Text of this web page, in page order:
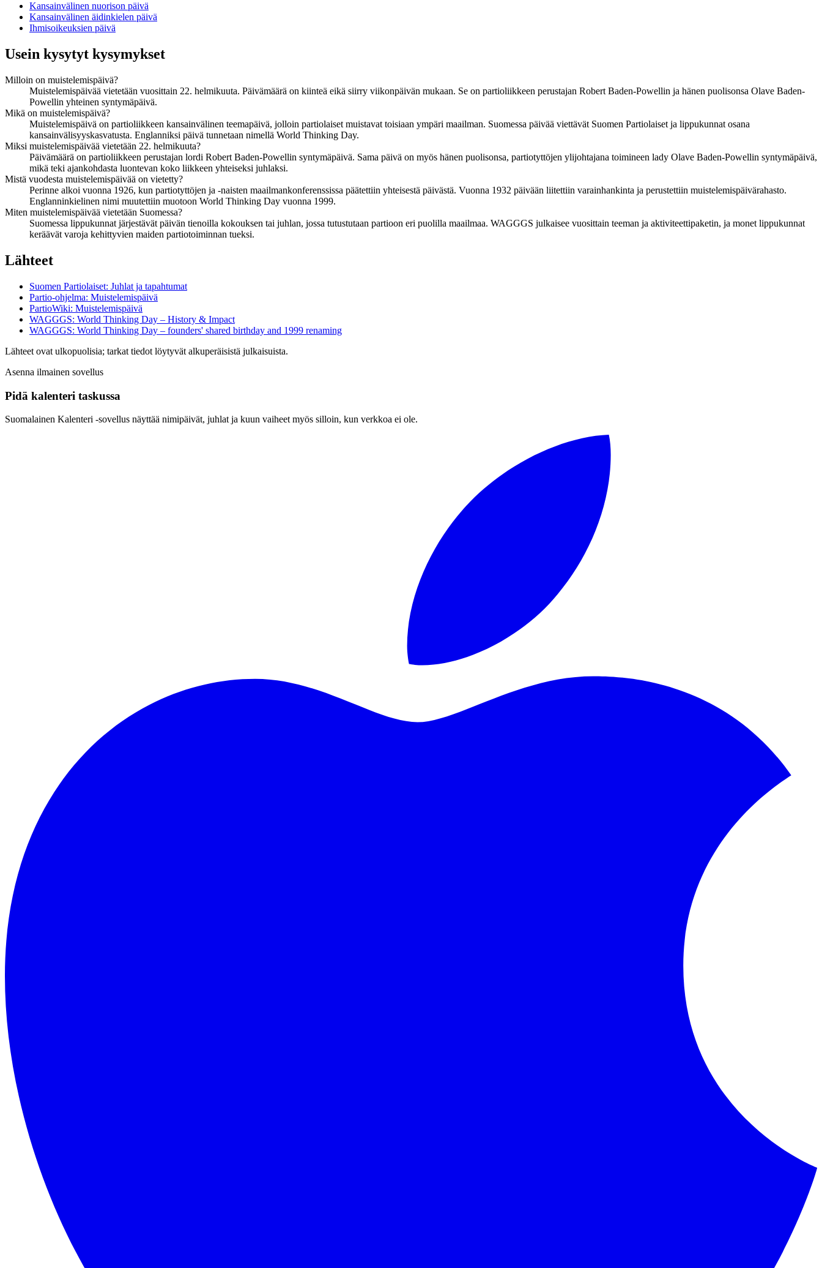
Kansainvälinen nuorison päivä
Kansainvälinen äidinkielen päivä
Ihmisoikeuksien päivä
Usein kysytyt kysymykset
Milloin on muistelemispäivä?
Muistelemispäivää vietetään vuosittain 22. helmikuuta. Päivämäärä on kiinteä eikä siirry viikonpäivän mukaan. Se on partioliikkeen perustajan Robert Baden-Powellin ja hänen puolisonsa Olave Baden-
Powellin yhteinen syntymäpäivä.
Mikä on muistelemispäivä?
Muistelemispäivä on partioliikkeen kansainvälinen teemapäivä, jolloin partiolaiset muistavat toisiaan ympäri maailman. Suomessa päivää viettävät Suomen Partiolaiset ja lippukunnat osana
kansainvälisyyskasvatusta. Englanniksi päivä tunnetaan nimellä World Thinking Day.
Miksi muistelemispäivää vietetään 22. helmikuuta?
Päivämäärä on partioliikkeen perustajan lordi Robert Baden-Powellin syntymäpäivä. Sama päivä on myös hänen puolisonsa, partiotyttöjen ylijohtajana toimineen lady Olave Baden-Powellin syntymäpäivä,
mikä teki ajankohdasta luontevan koko liikkeen yhteiseksi juhlaksi.
Mistä vuodesta muistelemispäivää on vietetty?
Perinne alkoi vuonna 1926, kun partiotyttöjen ja -naisten maailmankonferenssissa päätettiin yhteisestä päivästä. Vuonna 1932 päivään liitettiin varainhankinta ja perustettiin muistelemispäivärahasto.
Englanninkielinen nimi muutettiin muotoon World Thinking Day vuonna 1999.
Miten muistelemispäivää vietetään Suomessa?
Suomessa lippukunnat järjestävät päivän tienoilla kokouksen tai juhlan, jossa tutustutaan partioon eri puolilla maailmaa. WAGGGS julkaisee vuosittain teeman ja aktiviteettipaketin, ja monet lippukunnat
keräävät varoja kehittyvien maiden partiotoiminnan tueksi.
Lähteet
Suomen Partiolaiset: Juhlat ja tapahtumat
Partio-ohjelma: Muistelemispäivä
PartioWiki: Muistelemispäivä
WAGGGS: World Thinking Day – History & Impact
WAGGGS: World Thinking Day – founders' shared birthday and 1999 renaming
Lähteet ovat ulkopuolisia; tarkat tiedot löytyvät alkuperäisistä julkaisuista.
Asenna ilmainen sovellus
Pidä kalenteri taskussa
Suomalainen Kalenteri ‑sovellus näyttää nimipäivät, juhlat ja kuun vaiheet myös silloin, kun verkkoa ei ole.